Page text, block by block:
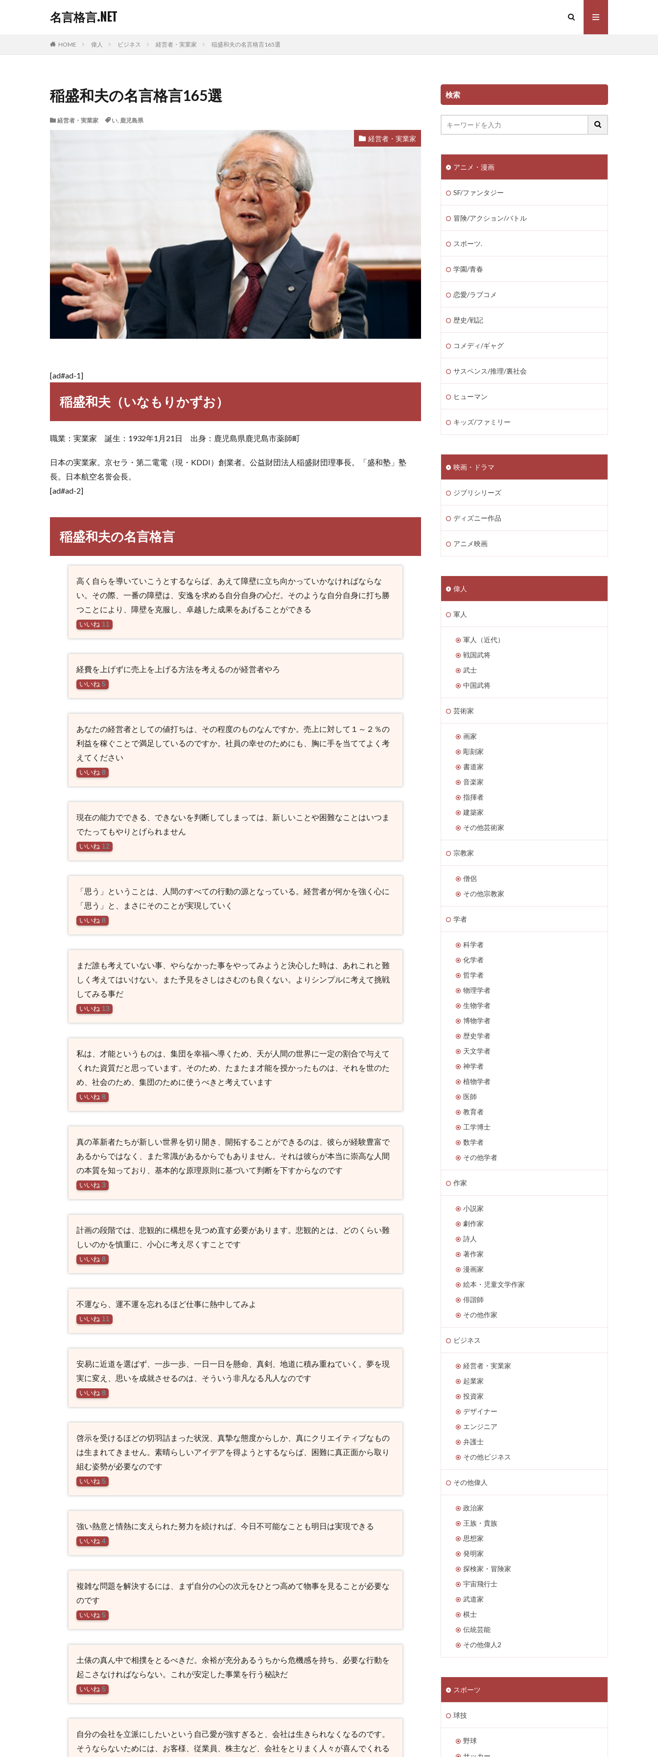
名言格言.NET
HOME 偉人 ビジネス 経営者・実業家 稲盛和夫の名言格言165選
稲盛和夫の名言格言165選
経営者・実業家 い, 鹿児島県
経営者・実業家
[ad#ad-1]
稲盛和夫（いなもりかずお）
職業：実業家 誕生：1932年1月21日 出身：鹿児島県鹿児島市薬師町
日本の実業家。京セラ・第二電電（現・KDDI）創業者。公益財団法人稲盛財団理事長。「盛和塾」塾
長。日本航空名誉会長。
[ad#ad-2]
稲盛和夫の名言格言
高く自らを導いていこうとするならば、あえて障壁に立ち向かっていかなければならな
い。その際、一番の障壁は、安逸を求める自分自身の心だ。そのような自分自身に打ち勝
つことにより、障壁を克服し、卓越した成果をあげることができる
いいね 11
経費を上げずに売上を上げる方法を考えるのが経営者やろ
いいね 5
あなたの経営者としての値打ちは、その程度のものなんですか。売上に対して１～２％の
利益を稼ぐことで満足しているのですか。社員の幸せのためにも、胸に手を当ててよく考
えてください
いいね 8
現在の能力でできる、できないを判断してしまっては、新しいことや困難なことはいつま
でたってもやりとげられません
いいね 12
「思う」ということは、人間のすべての行動の源となっている。経営者が何かを強く心に
「思う」と、まさにそのことが実現していく
いいね 8
まだ誰も考えていない事、やらなかった事をやってみようと決心した時は、あれこれと難
しく考えてはいけない。また予見をさしはさむのも良くない。よりシンプルに考えて挑戦
してみる事だ
いいね 13
私は、才能というものは、集団を幸福へ導くため、天が人間の世界に一定の割合で与えて
くれた資質だと思っています。そのため、たまたま才能を授かったものは、それを世のた
め、社会のため、集団のために使うべきと考えています
いいね 8
真の革新者たちが新しい世界を切り開き、開拓することができるのは、彼らが経験豊富で
あるからではなく、また常識があるからでもありません。それは彼らが本当に崇高な人間
の本質を知っており、基本的な原理原則に基づいて判断を下すからなのです
いいね 3
計画の段階では、悲観的に構想を見つめ直す必要があります。悲観的とは、どのくらい難
しいのかを慎重に、小心に考え尽くすことです
いいね 8
不運なら、運不運を忘れるほど仕事に熱中してみよ
いいね 11
安易に近道を選ばず、一歩一歩、一日一日を懸命、真剣、地道に積み重ねていく。夢を現
実に変え、思いを成就させるのは、そういう非凡なる凡人なのです
いいね 8
啓示を受けるほどの切羽詰まった状況、真摯な態度からしか、真にクリエイティブなもの
は生まれてきません。素晴らしいアイデアを得ようとするならば、困難に真正面から取り
組む姿勢が必要なのです
いいね 5
強い熱意と情熱に支えられた努力を続ければ、今日不可能なことも明日は実現できる
いいね 4
複雑な問題を解決するには、まず自分の心の次元をひとつ高めて物事を見ることが必要な
のです
いいね 5
土俵の真ん中で相撲をとるべきだ。余裕が充分あるうちから危機感を持ち、必要な行動を
起こさなければならない。これが安定した事業を行う秘訣だ
いいね 5
自分の会社を立派にしたいという自己愛が強すぎると、会社は生きられなくなるのです。
そうならないためには、お客様、従業員、株主など、会社をとりまく人々が喜んでくれる
検索
アニメ・漫画
SF/ファンタジー
冒険/アクション/バトル
スポーツ.
学園/青春
恋愛/ラブコメ
歴史/戦記
コメディ/ギャグ
サスペンス/推理/裏社会
ヒューマン
キッズ/ファミリー
映画・ドラマ
ジブリシリーズ
ディズニー作品
アニメ映画
偉人
軍人
軍人（近代）
戦国武将
武士
中国武将
芸術家
画家
彫刻家
書道家
音楽家
指揮者
建築家
その他芸術家
宗教家
僧侶
その他宗教家
学者
科学者
化学者
哲学者
物理学者
生物学者
博物学者
歴史学者
天文学者
神学者
植物学者
医師
教育者
工学博士
数学者
その他学者
作家
小説家
劇作家
詩人
著作家
漫画家
絵本・児童文学作家
俳諧師
その他作家
ビジネス
経営者・実業家
起業家
投資家
デザイナー
エンジニア
弁護士
その他ビジネス
その他偉人
政治家
王族・貴族
思想家
発明家
探検家・冒険家
宇宙飛行士
武道家
棋士
伝統芸能
その他偉人2
スポーツ
球技
野球